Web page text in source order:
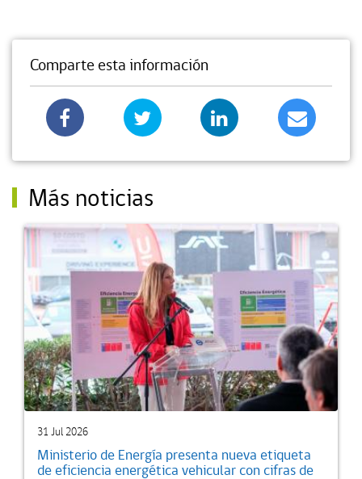
Comparte esta información
Más noticias
31 Jul 2026
Ministerio de Energía presenta nueva etiqueta
de eficiencia energética vehicular con cifras de